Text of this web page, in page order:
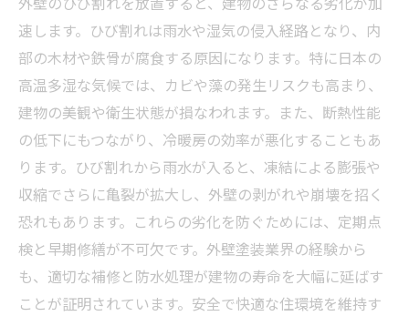
速します。ひび割れは雨水や湿気の侵入経路となり、内
部の木材や鉄骨が腐食する原因になります。特に日本の
高温多湿な気候では、カビや藻の発生リスクも高まり、
建物の美観や衛生状態が損なわれます。また、断熱性能
の低下にもつながり、冷暖房の効率が悪化することもあ
ります。ひび割れから雨水が入ると、凍結による膨張や
収縮でさらに亀裂が拡大し、外壁の剥がれや崩壊を招く
恐れもあります。これらの劣化を防ぐためには、定期点
検と早期修繕が不可欠です。外壁塗装業界の経験から
も、適切な補修と防水処理が建物の寿命を大幅に延ばす
ことが証明されています。安全で快適な住環境を維持す